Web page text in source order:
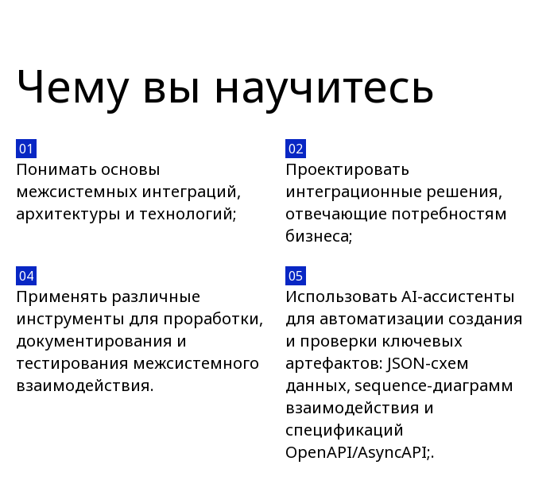
Чему вы научитесь
01
Понимать основы
межсистемных интеграций,
архитектуры и технологий;
02
Проектировать
интеграционные решения,
отвечающие потребностям
бизнеса;
04
Применять различные
инструменты для проработки,
документирования и
тестирования межсистемного
взаимодействия.
05
Использовать AI-ассистенты
для автоматизации создания
и проверки ключевых
артефактов: JSON-схем
данных, sequence-диаграмм
взаимодействия и
спецификаций
OpenAPI/AsyncAPI;.